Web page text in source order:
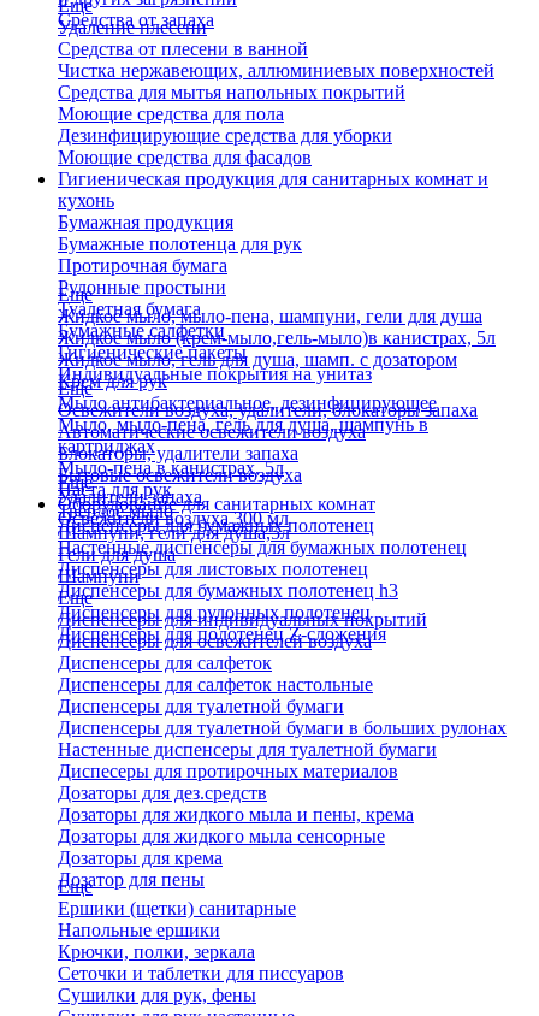
Средства от запаха
Еще
Удаление плесени
Средства от плесени в ванной
Чистка нержавеющих, аллюминиевых поверхностей
Средства для мытья напольных покрытий
Моющие средства для пола
Дезинфицирующие средства для уборки
Моющие средства для фасадов
Гигиеническая продукция для санитарных комнат и
кухонь
Бумажная продукция
Бумажные полотенца для рук
Протирочная бумага
Рулонные простыни
Туалетная бумага
Бумажные салфетки
Гигиенические пакеты
Индивидуальные покрытия на унитаз
Еще
Жидкое мыло, мыло-пена, шампуни, гели для душа
Жидкое мыло (крем-мыло,гель-мыло)в канистрах, 5л
Жидкое мыло, гель для душа, шамп. с дозатором
Крем для рук
Мыло антибактериальное, дезинфицирующее
Мыло, мыло-пена, гель для душа, шампунь в
картриджах
Мыло-пена в канистрах, 5л
Паста для рук
Твердое мыло
Шампуни, гели для душа,5л
Гели для душа
Шампуни
Еще
Освежители воздуха, удалители, блокаторы запаха
Автоматические освежители воздуха
Блокаторы, удалители запаха
Бытовые освежители воздуха
Удалители запаха
Освежители воздуха 300 мл
Еще
Оборудование для санитарных комнат
Диспенсеры для бумажных полотенец
Настенные диспенсеры для бумажных полотенец
Диспенсеры для листовых полотенец
Диспенсеры для бумажных полотенец h3
Диспенсеры для рулонных полотенец
Диспенсеры для полотенец Z-сложения
Еще
Диспенсеры для индивидуальных покрытий
Диспенсеры для освежителей воздуха
Диспенсеры для салфеток
Диспенсеры для салфеток настольные
Диспенсеры для туалетной бумаги
Диспенсеры для туалетной бумаги в больших рулонах
Настенные диспенсеры для туалетной бумаги
Диспесеры для протирочных материалов
Дозаторы для дез.средств
Дозаторы для жидкого мыла и пены, крема
Дозаторы для жидкого мыла сенсорные
Дозаторы для крема
Дозатор для пены
Еще
Ершики (щетки) санитарные
Напольные ершики
Крючки, полки, зеркала
Сеточки и таблетки для писсуаров
Сушилки для рук, фены